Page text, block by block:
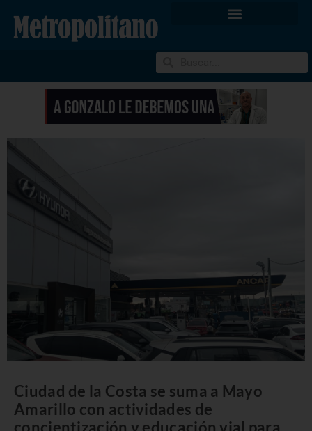
Ciudad de la Costa se suma a Mayo
Amarillo con actividades de
concientización y educación vial para